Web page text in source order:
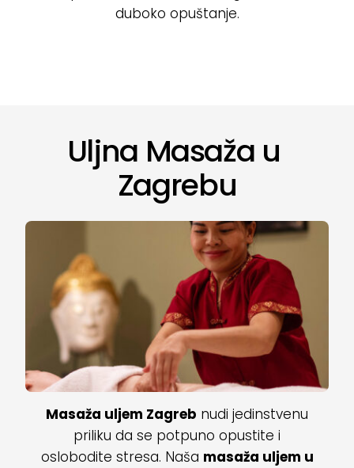
duboko opuštanje.
Uljna Masaža u
Zagrebu
Masaža uljem Zagreb nudi jedinstvenu
priliku da se potpuno opustite i
oslobodite stresa. Naša masaža uljem u